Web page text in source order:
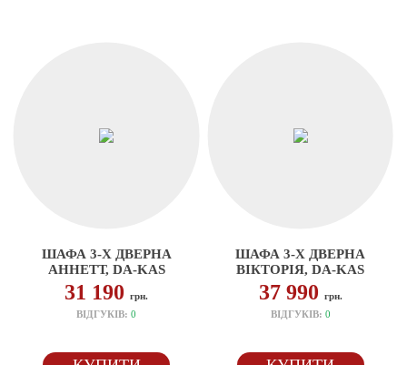
ШАФА 3-Х ДВЕРНА
АННЕТТ, DA-KAS
31 190грн.
ВІДГУКІВ:0
ШАФА 3-Х ДВЕРНА
ВІКТОРІЯ, DA-KAS
37 990 грн.
ВІДГУКІВ: 0